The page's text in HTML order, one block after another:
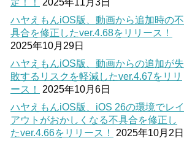
定！！
2025年11月3日
ハヤえもんiOS版、動画から追加時の不
具合を修正したver.4.68をリリース！
2025年10月29日
ハヤえもんiOS版、動画からの追加が失
敗するリスクを軽減したver.4.67をリリ
ース！
2025年10月6日
ハヤえもんiOS版、iOS 26の環境でレイ
アウトがおかしくなる不具合を修正し
たver.4.66をリリース！
2025年10月2日